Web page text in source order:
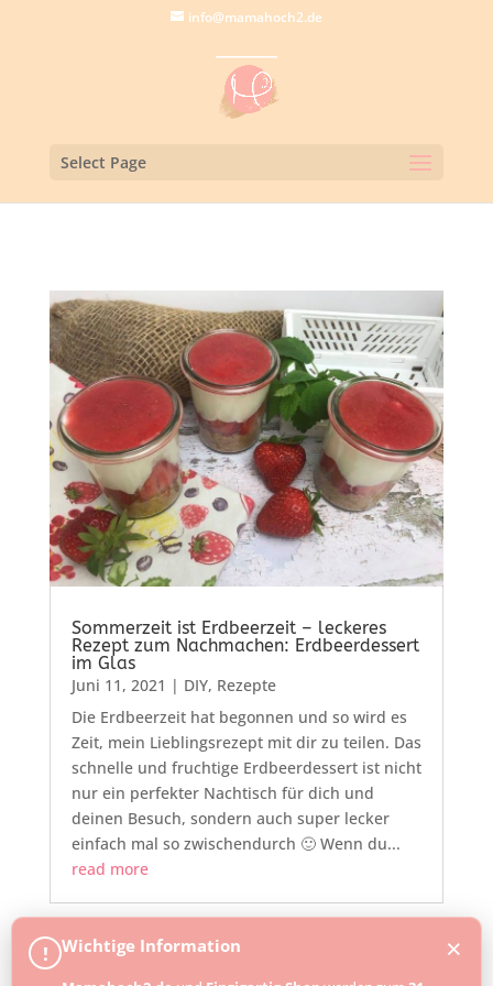
info@mamahoch2.de
Select Page
Sommerzeit ist Erdbeerzeit – leckeres
Rezept zum Nachmachen: Erdbeerdessert
im Glas
Juni 11, 2021 | DIY, Rezepte
Die Erdbeerzeit hat begonnen und so wird es
Zeit, mein Lieblingsrezept mit dir zu teilen. Das
schnelle und fruchtige Erdbeerdessert ist nicht
nur ein perfekter Nachtisch für dich und
deinen Besuch, sondern auch super lecker
einfach mal so zwischendurch 🙂 Wenn du...
read more
! Wichtige Information ×